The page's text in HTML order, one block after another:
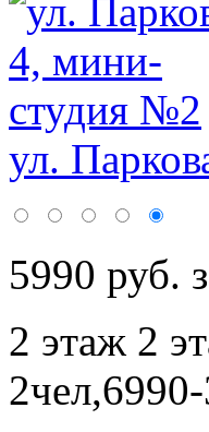
ул.
5990 руб.
2 этаж 2